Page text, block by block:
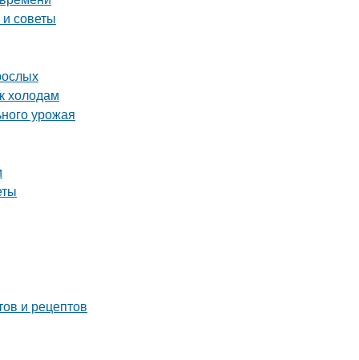
советы
холодам
урожая
и рецептов